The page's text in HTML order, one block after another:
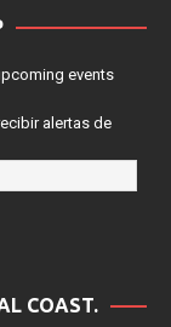
events
alertas de